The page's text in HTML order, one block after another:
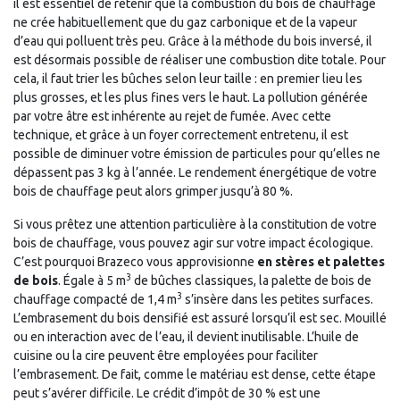
il est essentiel de retenir que la combustion du bois de chauffage
ne crée habituellement que du gaz carbonique et de la vapeur
d’eau qui polluent très peu. Grâce à la méthode du bois inversé, il
est désormais possible de réaliser une combustion dite totale. Pour
cela, il faut trier les bûches selon leur taille : en premier lieu les
plus grosses, et les plus fines vers le haut. La pollution générée
par votre âtre est inhérente au rejet de fumée. Avec cette
technique, et grâce à un foyer correctement entretenu, il est
possible de diminuer votre émission de particules pour qu’elles ne
dépassent pas 3 kg à l’année. Le rendement énergétique de votre
bois de chauffage peut alors grimper jusqu’à 80 %.
Si vous prêtez une attention particulière à la constitution de votre
bois de chauffage, vous pouvez agir sur votre impact écologique.
C’est pourquoi Brazeco vous approvisionne en stères et palettes
de bois. Égale à 5 m3 de bûches classiques, la palette de bois de
chauffage compacté de 1,4 m3 s’insère dans les petites surfaces.
L’embrasement du bois densifié est assuré lorsqu’il est sec. Mouillé
ou en interaction avec de l’eau, il devient inutilisable. L’huile de
cuisine ou la cire peuvent être employées pour faciliter
l’embrasement. De fait, comme le matériau est dense, cette étape
peut s’avérer difficile. Le crédit d’impôt de 30 % est une